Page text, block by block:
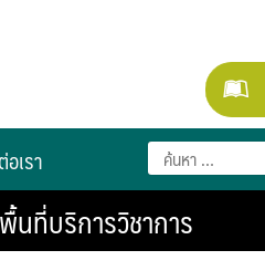
เรา
ที่บริการวิชาการ